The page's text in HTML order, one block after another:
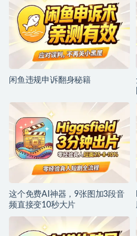
闲鱼违规申诉翻身秘籍
这个免费AI神器，9张图加3段音
频直接变10秒大片